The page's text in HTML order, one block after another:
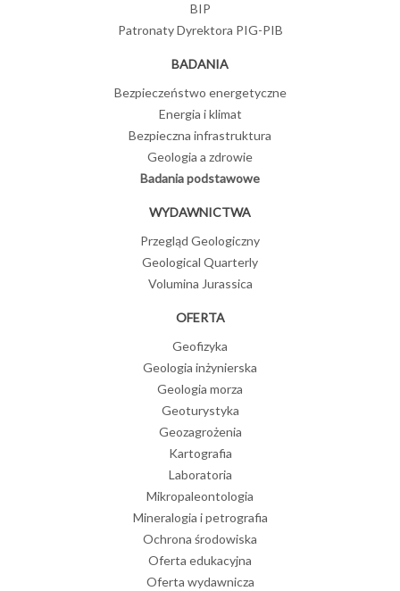
BIP
Patronaty Dyrektora PIG-PIB
BADANIA
Bezpieczeństwo energetyczne
Energia i klimat
Bezpieczna infrastruktura
Geologia a zdrowie
Badania podstawowe
WYDAWNICTWA
Przegląd Geologiczny
Geological Quarterly
Volumina Jurassica
OFERTA
Geofizyka
Geologia inżynierska
Geologia morza
Geoturystyka
Geozagrożenia
Kartografia
Laboratoria
Mikropaleontologia
Mineralogia i petrografia
Ochrona środowiska
Oferta edukacyjna
Oferta wydawnicza